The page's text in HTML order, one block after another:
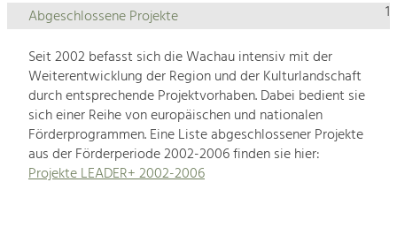
1
Abgeschlossene Projekte
Seit 2002 befasst sich die Wachau intensiv mit der
Weiterentwicklung der Region und der Kulturlandschaft
durch entsprechende Projektvorhaben. Dabei bedient sie
sich einer Reihe von europäischen und nationalen
Förderprogrammen. Eine Liste abgeschlossener Projekte
aus der Förderperiode 2002-2006 finden sie hier:
Projekte LEADER+ 2002-2006